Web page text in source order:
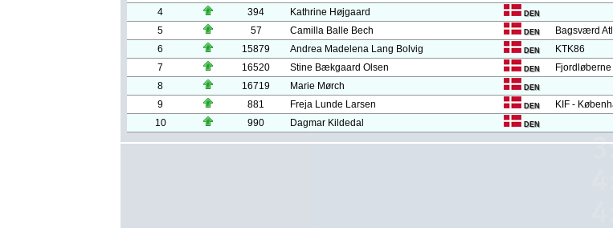
4
394 Kathrine Højgaard DEN
5
57 Camilla Balle Bech DEN Bagsværd
6
15879 Andrea Madelena Lang Bolvig DEN KTK86
7
16520 Stine Bækgaard Olsen DEN Fjordløberne
8
16719 Marie Mørch DEN
9
881 Freja Lunde Larsen DEN KIF -
10
990 Dagmar Kildedal DEN